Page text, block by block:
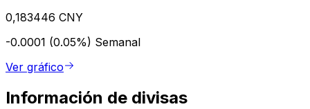
0,183446 CNY
-0.0001 (0.05%) Semanal
Ver gráfico
Información de divisas